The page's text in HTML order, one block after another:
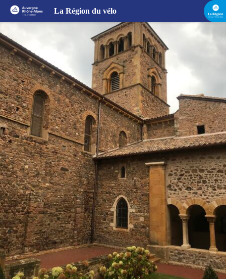
La Région du vélo
Le Beaujolais - Le pays d'art et d'histoire du Beaujolais - Boucle 5.7